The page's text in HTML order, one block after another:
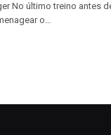
No último treino antes
o…